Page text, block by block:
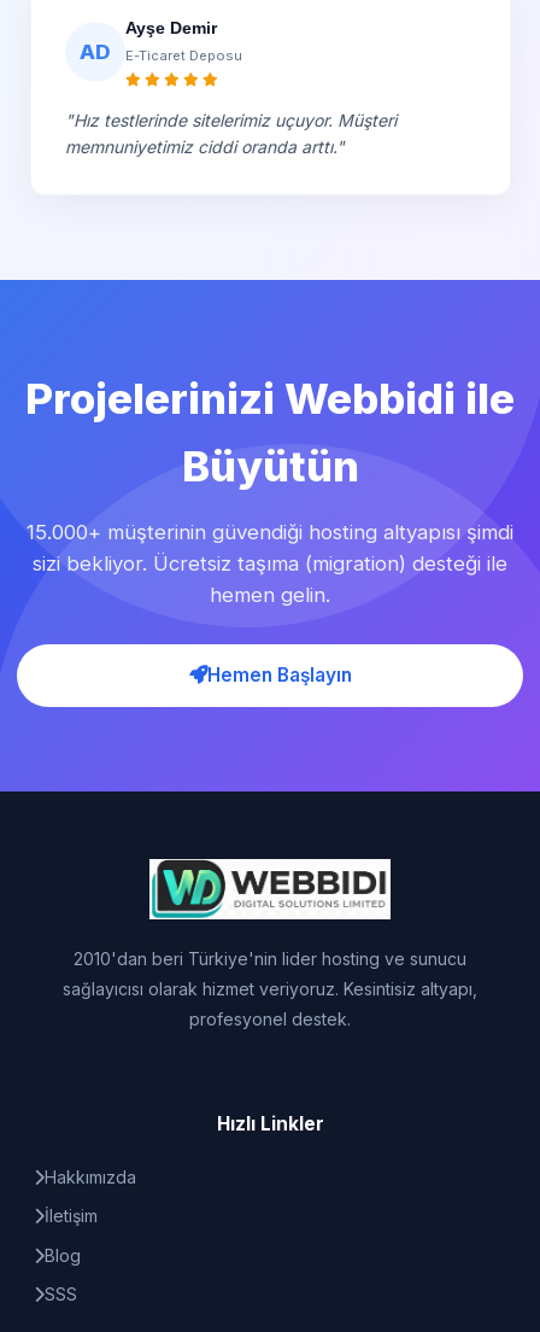
AD
Ayşe Demir
E-Ticaret Deposu
"Hız testlerinde sitelerimiz uçuyor. Müşteri
memnuniyetimiz ciddi oranda arttı."
Projelerinizi Webbidi ile
Büyütün
15.000+ müşterinin güvendiği hosting altyapısı şimdi
sizi bekliyor. Ücretsiz taşıma (migration) desteği ile
hemen gelin.
Hemen Başlayın
2010'dan beri Türkiye'nin lider hosting ve sunucu
sağlayıcısı olarak hizmet veriyoruz. Kesintisiz altyapı,
profesyonel destek.
Hızlı Linkler
Hakkımızda
İletişim
Blog
SSS